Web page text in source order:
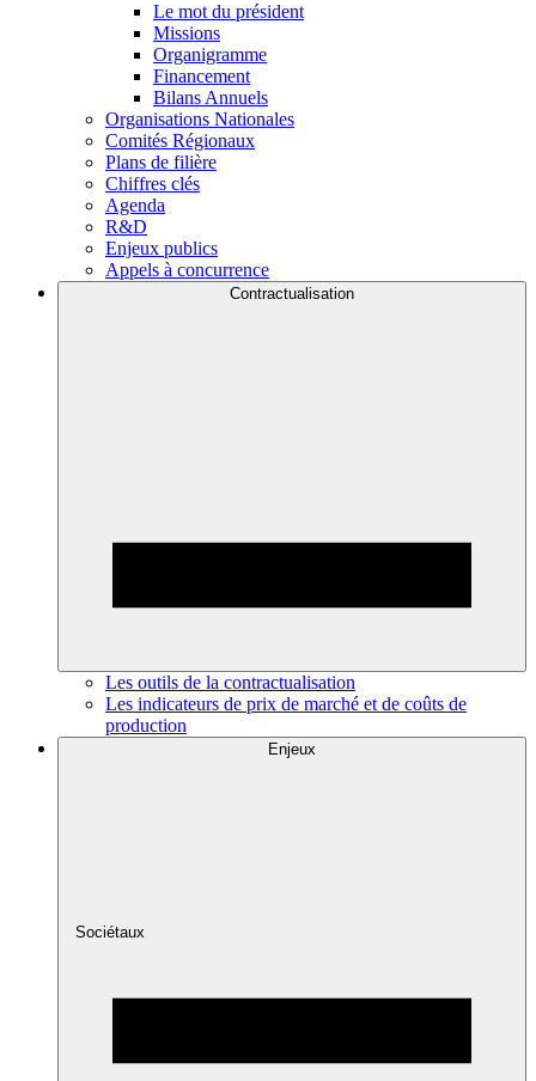
Le mot du président
Missions
Organigramme
Financement
Bilans Annuels
Organisations Nationales
Comités Régionaux
Plans de filière
Chiffres clés
Agenda
R&D
Enjeux publics
Appels à concurrence
Contractualisation
Les outils de la contractualisation
Les indicateurs de prix de marché et de coûts de
production
Enjeux
Sociétaux